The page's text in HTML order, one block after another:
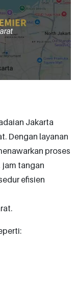
Jakarta
Dengan layanan
proses
jam tangan
efisien